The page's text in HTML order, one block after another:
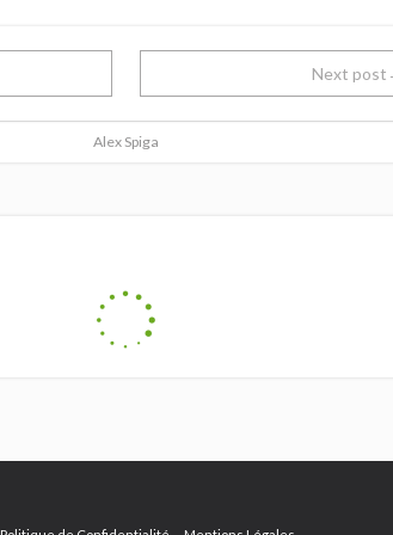
Next
Alex Spiga